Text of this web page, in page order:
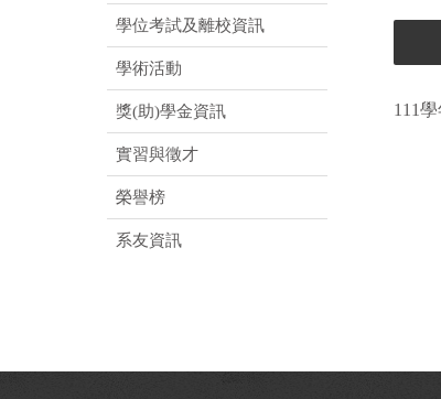
學位考試及離校資訊
學術活動
獎(助)學金資訊
實習與徵才
榮譽榜
系友資訊
111